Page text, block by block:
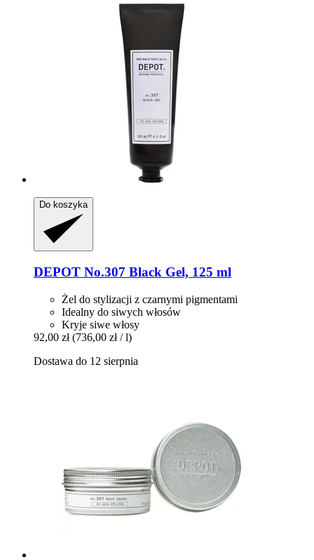
Do koszyka
DEPOT No.307 Black Gel, 125 ml
Żel do stylizacji z czarnymi pigmentami
Idealny do siwych włosów
Kryje siwe włosy
92,00 zł (736,00 zł / l)
Dostawa do 12 sierpnia